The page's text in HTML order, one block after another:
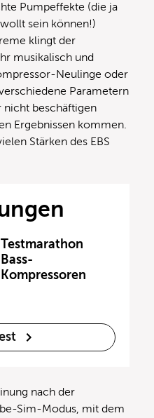
Pumpeffekte (die ja
sein können!)
klingt der
musikalisch und
Neulinge oder
Parametern
nicht beschäftigen
Ergebnissen kommen.
Stärken des EBS
Testmarathon
Bass-
Kompressoren
nach der
Sim-Modus, mit dem